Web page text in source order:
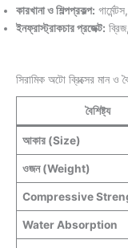
কারখানা ও শিল্পপ্রকল্প:
ইনফ্রাস্ট্রাকচার প্রজেক্ট:
সিরামিক অটো ব্রিক্সের মান ও
বৈশিষ্ট্য
আকার (Size)
ওজন (Weight)
Compressive
Water Absorption